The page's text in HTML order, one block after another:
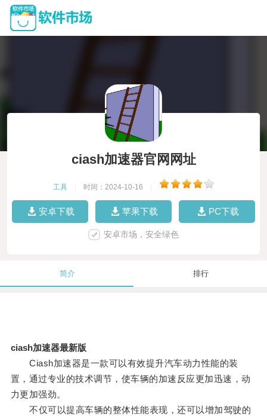
ciash加速器官网网址
工具 时间：2024-10-16
安卓下载 苹果下载 PC下载
安卓市场，安全绿色
简介 排行
ciash加速器最新版
Ciash加速器是一款可以有效提升汽车动力性能的装
置，通过专业的技术调节，使车辆的加速反应更加迅速，动
力更加强劲。
不仅可以提高车辆的整体性能表现，还可以增加驾驶的